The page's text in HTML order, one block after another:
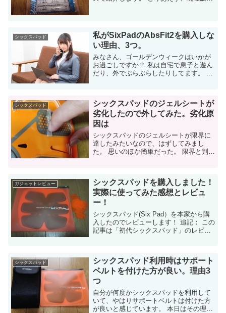
る...
シックスパッド
私がSixPadのAbsFit2を購入しな
い理由、3つ。
みなさん、ゴールデンウィークはいかが
お過ごしですか？ 私は自宅で息子と遊ん
だり、外でぶらぶらしたりしてます。 さ
シックスパッド
シックスパッドのジェルシートが
劣化したので外してみた。劣化原
因は
シックスパッドのジェルシートが限界に
達したみたいなので、はずしてみまし
た。 思いのほか簡単だった。 限界と判断
ガジェットレビュー
シックスパッドを購入しました！
実際に使ってみた感想とレビュ
ー！
シックスパッド(Six Pad）を本家から購
入したのでレビューします！ 追記： この
記事は「初代シックスパッド」のレビュ
シックスパッド
シックスパッド利用時はサポート
ベルトを付けた方が良い。理由3
つ
自分が何度かシックスパッドを利用して
いて、やはりサポートベルトは付けた方
が良いと感じています。 本日はその理由